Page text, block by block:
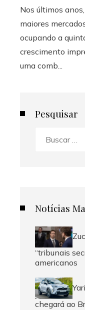
Nos últimos
maiores
ocupando a
crescimento
uma comb...
Pesquisar
Notícias
“tribunais
americanos
chegará ao